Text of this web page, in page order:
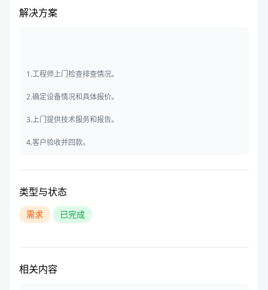
解决方案
1.工程师上门检查排查情况。
2.确定设备情况和具体报价。
3.上门提供技术服务和报告。
4.客户验收并回款。
类型与状态
需求 已完成
相关内容